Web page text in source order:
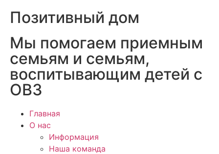
Позитивный дом
Мы помогаем приемным
семьям и семьям,
воспитывающим детей с
ОВЗ
Главная
О нас
Информация
Наша команда